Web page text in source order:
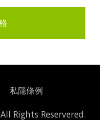
私隱條例
Rights Reservered.